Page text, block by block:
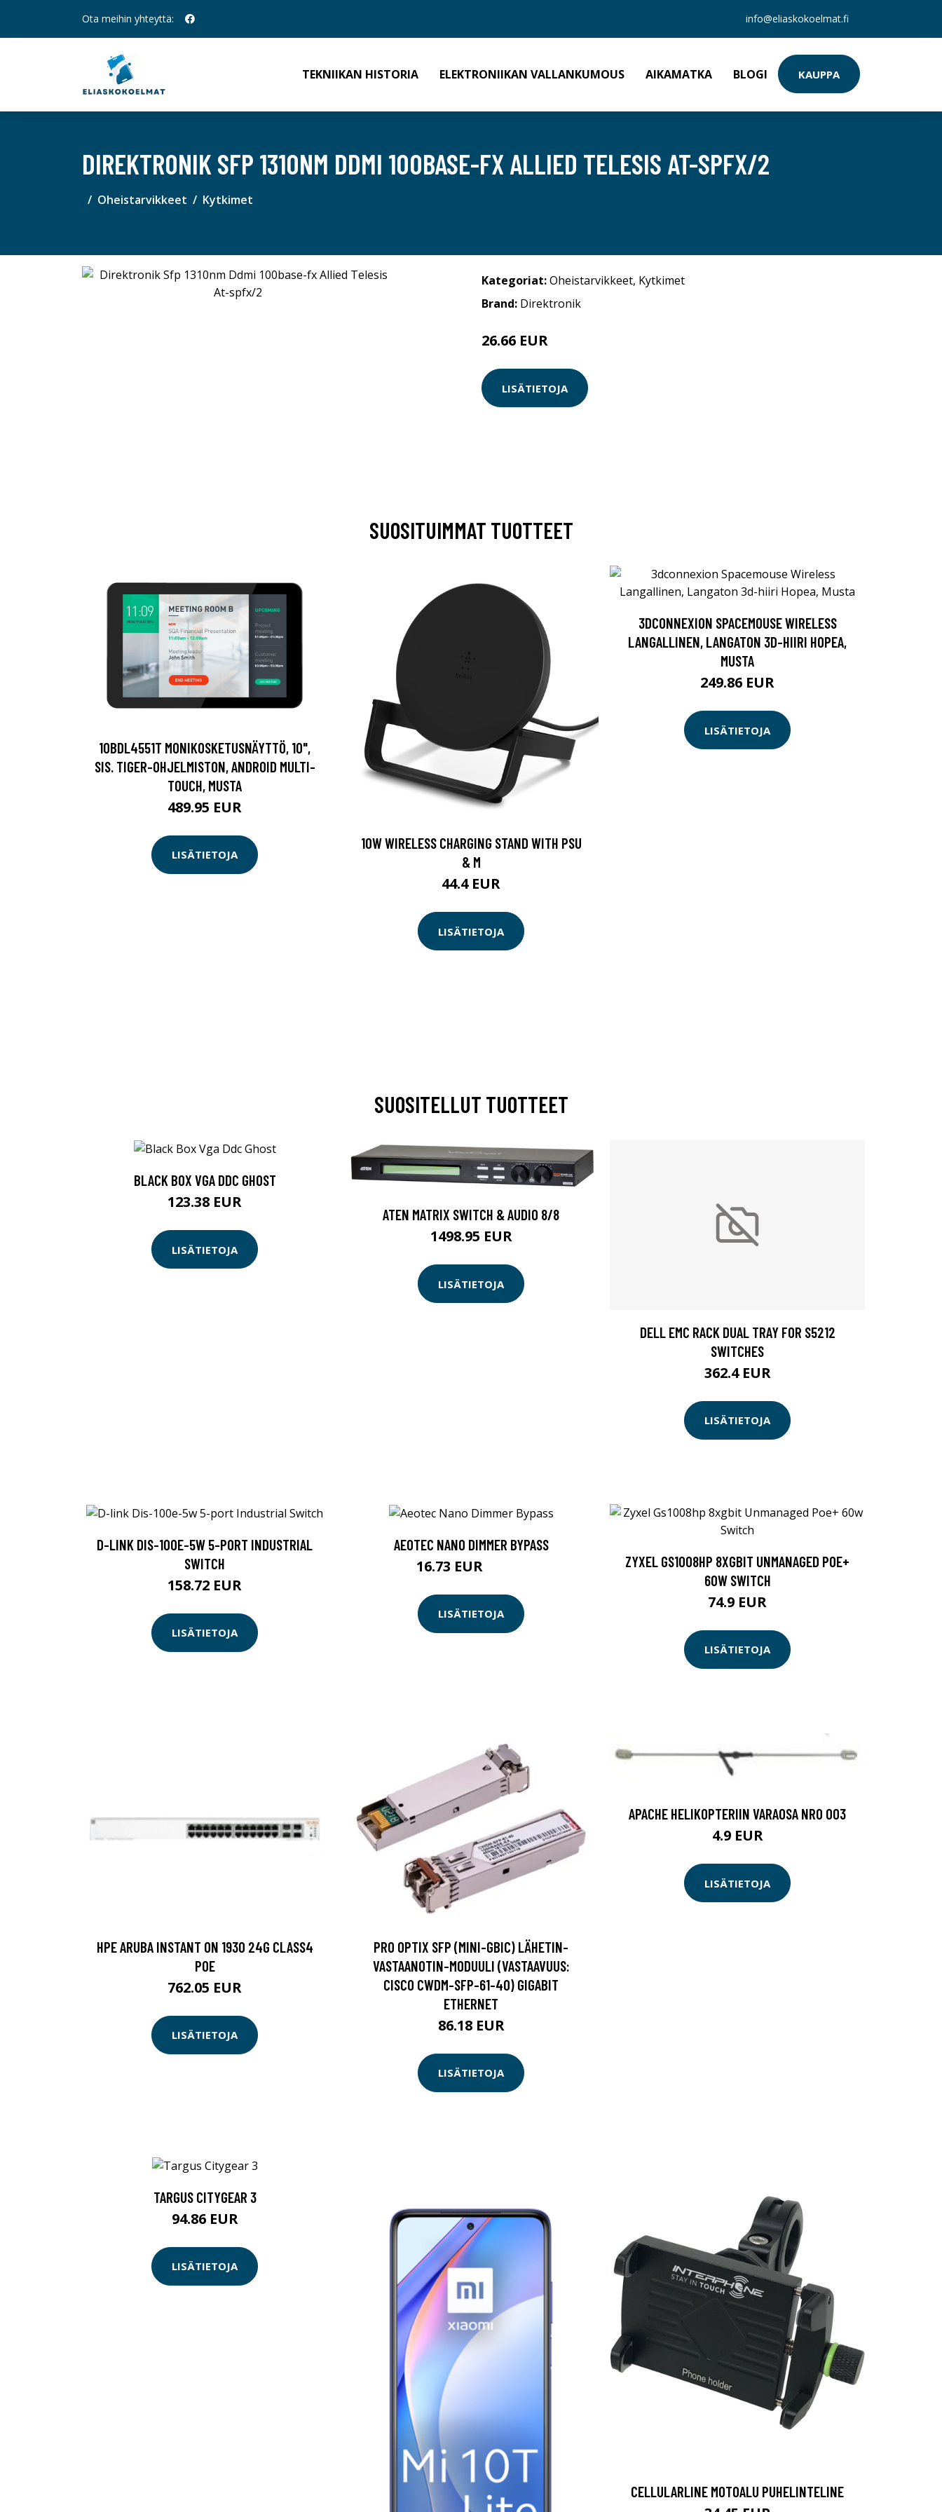
Ota meihin yhteyttä: info@eliaskokoelmat.fi
TEKNIIKAN HISTORIA ELEKTRONIIKAN VALLANKUMOUS AIKAMATKA BLOGI KAUPPA
DIREKTRONIK SFP 1310NM DDMI 100BASE-FX ALLIED TELESIS AT-SPFX/2
Oheistarvikkeet Kytkimet
Kategoriat:Oheistarvikkeet, Kytkimet
Brand: Direktronik
26.66 EUR
LISÄTIETOJA
SUOSITUIMMAT TUOTTEET
10BDL4551T MONIKOSKETUSNÄYTTÖ, 10",
SIS. TIGER-OHJELMISTON, ANDROID MULTI-
TOUCH, MUSTA
489.95 EUR
LISÄTIETOJA
10W WIRELESS CHARGING STAND WITH PSU
& M
44.4 EUR
LISÄTIETOJA
3DCONNEXION SPACEMOUSE WIRELESS
LANGALLINEN, LANGATON 3D-HIIRI HOPEA,
MUSTA
249.86 EUR
LISÄTIETOJA
SUOSITELLUT TUOTTEET
BLACK BOX VGA DDC GHOST
123.38 EUR
LISÄTIETOJA
ATEN MATRIX SWITCH & AUDIO 8/8
1498.95 EUR
LISÄTIETOJA
DELL EMC RACK DUAL TRAY FOR S5212
SWITCHES
362.4 EUR
LISÄTIETOJA
D-LINK DIS-100E-5W 5-PORT INDUSTRIAL
SWITCH
158.72 EUR
LISÄTIETOJA
AEOTEC NANO DIMMER BYPASS
16.73 EUR
LISÄTIETOJA
ZYXEL GS1008HP 8XGBIT UNMANAGED POE+
60W SWITCH
74.9 EUR
LISÄTIETOJA
HPE ARUBA INSTANT ON 1930 24G CLASS4
POE
762.05 EUR
LISÄTIETOJA
PRO OPTIX SFP (MINI-GBIC) LÄHETIN-
VASTAANOTIN-MODUULI (VASTAAVUUS:
CISCO CWDM-SFP-61-40) GIGABIT
ETHERNET
86.18 EUR
LISÄTIETOJA
APACHE HELIKOPTERIIN VARAOSA NRO 003
4.9 EUR
LISÄTIETOJA
TARGUS CITYGEAR 3
94.86 EUR
LISÄTIETOJA
CELLULARLINE MOTOALU PUHELINTELINE